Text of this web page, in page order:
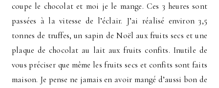
coupe le chocolat et moi je le mange. Ces 3 heures sont
passées à la vitesse de l’éclair. J’ai réalisé environ 3,5
tonnes de truffes, un sapin de Noël aux fruits secs et une
plaque de chocolat au lait aux fruits confits. Inutile de
vous préciser que même les fruits secs et confits sont faits
maison. Je pense ne jamais en avoir mangé d’aussi bon de